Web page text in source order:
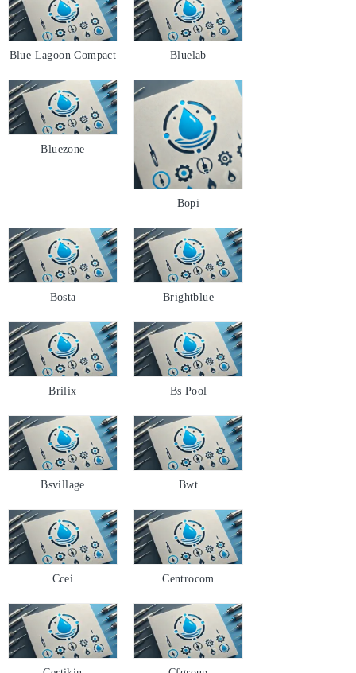
Blue Lagoon Compact Bluelab
Bluezone
Bopi
Bosta Brightblue
Brilix Bs Pool
Bsvillage Bwt
Ccei Centrocom